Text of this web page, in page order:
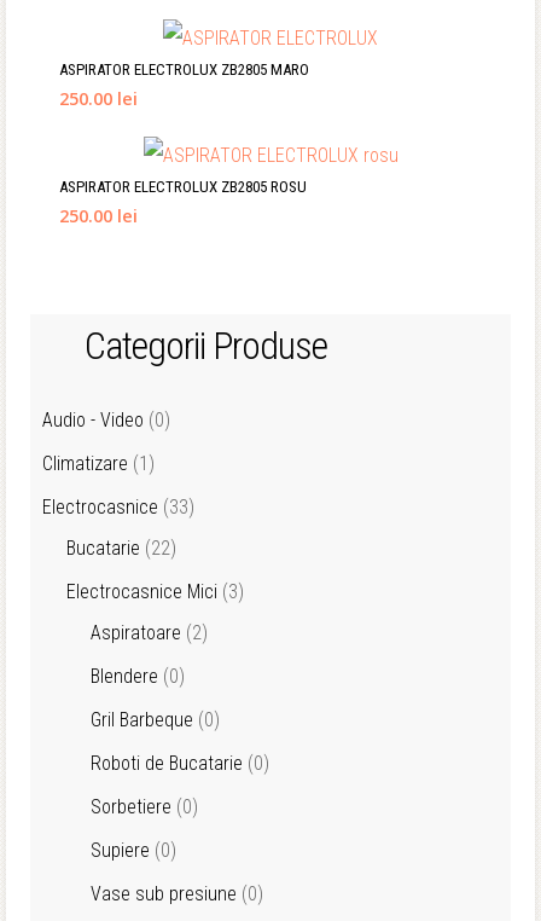
ASPIRATOR ELECTROLUX ZB2805 MARO
250.00 lei
ASPIRATOR ELECTROLUX ZB2805 ROSU
250.00 lei
Categorii Produse
Audio - Video (0)
Climatizare (1)
Electrocasnice (33)
Bucatarie (22)
Electrocasnice Mici (3)
Aspiratoare (2)
Blendere (0)
Gril Barbeque (0)
Roboti de Bucatarie (0)
Sorbetiere (0)
Supiere (0)
Vase sub presiune (0)